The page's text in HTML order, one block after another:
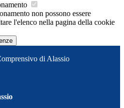
non possono essere
l'elenco nella pagina della cookie
di Alassio